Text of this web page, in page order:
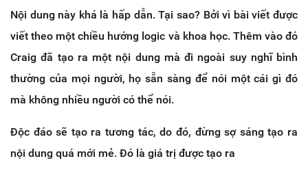
Nội dung này khá là hấp dẫn. Tại sao? Bởi vì bài viết được
viết theo một chiều hướng logic và khoa học. Thêm vào đó
Craig đã tạo ra một nội dung mà đi ngoài suy nghĩ bình
thường của mọi người, họ sẵn sàng để nói một cái gì đó
mà không nhiều người có thể nói.
Độc đáo sẽ tạo ra tương tác, do đó, đừng sợ sáng tạo ra
nội dung quá mới mẻ. Đó là giá trị được tạo ra